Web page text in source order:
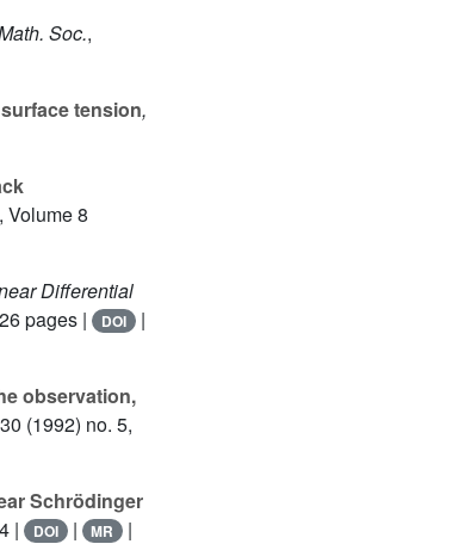
Soc.,
tension,
, Volume 8
Differential
pages | DOI |
observation,
(1992) no. 5,
Schrödinger
| DOI | MR |